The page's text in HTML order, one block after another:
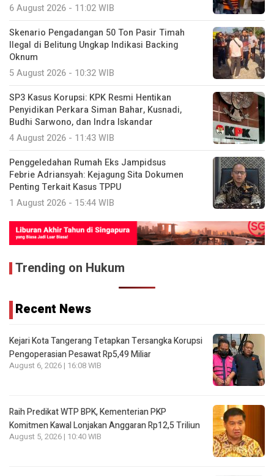
6 August 2026 - 11:02 WIB
Skenario Pengadangan 50 Ton Pasir Timah
Ilegal di Belitung Ungkap Indikasi Backing
Oknum
5 August 2026 - 10:32 WIB
SP3 Kasus Korupsi: KPK Resmi Hentikan
Penyidikan Perkara Siman Bahar, Kusnadi,
Budhi Sarwono, dan Indra Iskandar
4 August 2026 - 11:43 WIB
Penggeledahan Rumah Eks Jampidsus
Febrie Adriansyah: Kejagung Sita Dokumen
Penting Terkait Kasus TPPU
1 August 2026 - 15:44 WIB
Trending on Hukum
Recent News
Kejari Kota Tangerang Tetapkan Tersangka Korupsi
Pengoperasian Pesawat Rp5,49 Miliar
August 6, 2026 | 16:08 WIB
Raih Predikat WTP BPK, Kementerian PKP
Komitmen Kawal Lonjakan Anggaran Rp12,5 Triliun
August 5, 2026 | 10:40 WIB